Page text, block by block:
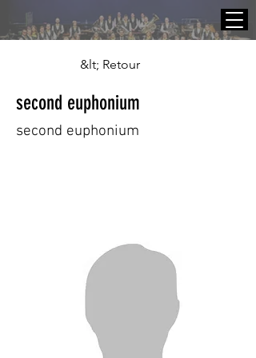
&lt; Retour
second euphonium
second euphonium